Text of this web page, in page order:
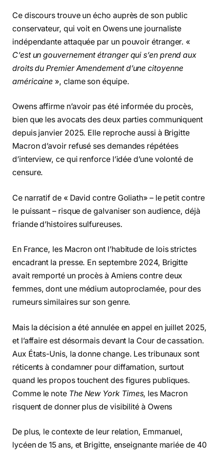
Ce discours trouve un écho auprès de son public
conservateur, qui voit en Owens une journaliste
indépendante attaquée par un pouvoir étranger. «
C’est un gouvernement étranger qui s’en prend aux
droits du Premier Amendement d’une citoyenne
américaine », clame son équipe.
Owens affirme n’avoir pas été informée du procès,
bien que les avocats des deux parties communiquent
depuis janvier 2025. Elle reproche aussi à Brigitte
Macron d’avoir refusé ses demandes répétées
d’interview, ce qui renforce l’idée d’une volonté de
censure.
Ce narratif de « David contre Goliath» – le petit contre
le puissant – risque de galvaniser son audience, déjà
friande d’histoires sulfureuses.
En France, les Macron ont l’habitude de lois strictes
encadrant la presse. En septembre 2024, Brigitte
avait remporté un procès à Amiens contre deux
femmes, dont une médium autoproclamée, pour des
rumeurs similaires sur son genre.
Mais la décision a été annulée en appel en juillet 2025,
et l’affaire est désormais devant la Cour de cassation.
Aux États-Unis, la donne change. Les tribunaux sont
réticents à condamner pour diffamation, surtout
quand les propos touchent des figures publiques.
Comme le note The New York Times, les Macron
risquent de donner plus de visibilité à Owens
De plus, le contexte de leur relation, Emmanuel,
lycéen de 15 ans, et Brigitte, enseignante mariée de 40